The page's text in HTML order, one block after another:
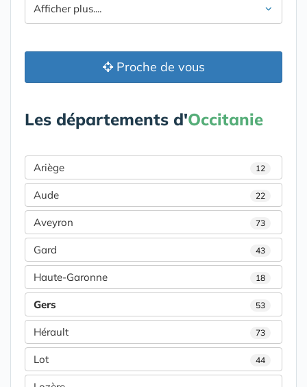
Afficher plus....
Proche de vous
Les départements d'Occitanie
Ariège 12
Aude 22
Aveyron 73
Gard 43
Haute-Garonne 18
Gers 53
Hérault 73
Lot 44